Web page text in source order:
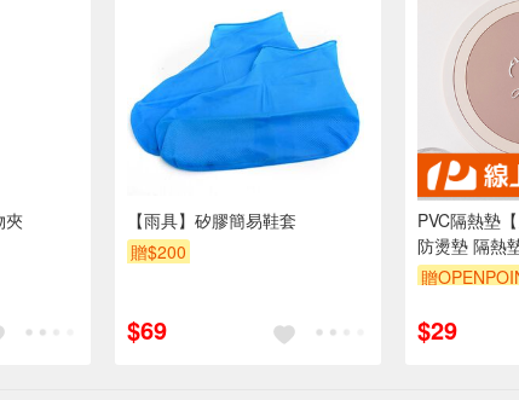
夾
【雨具】矽膠簡易鞋套
贈$200
$69
PVC隔熱墊
防燙墊 隔熱
熱墊 杯墊 矽
墊
贈
$29